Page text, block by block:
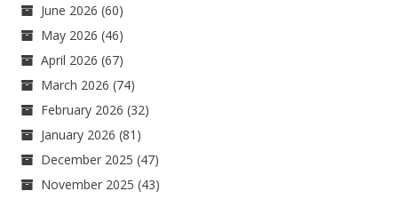
June 2026 (60)
May 2026 (46)
April 2026 (67)
March 2026 (74)
February 2026 (32)
January 2026 (81)
December 2025 (47)
November 2025 (43)